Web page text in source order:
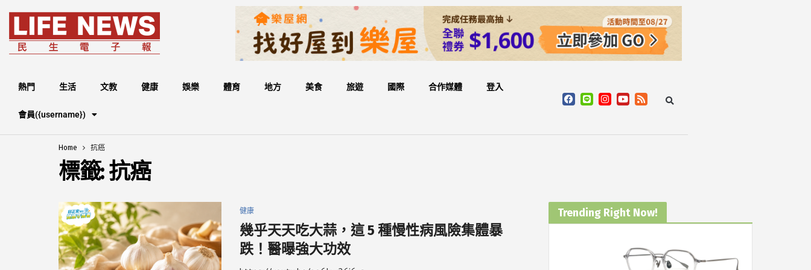
熱門 生活 文教 健康 娛樂 體育 地方 美食 旅遊 國際 合作媒體 登入
會員({username})
Home 抗癌
標籤:抗癌
健康
幾乎天天吃大蒜，這 5 種慢性病風險集體暴
跌！醫曝強大功效
Trending Right Now!